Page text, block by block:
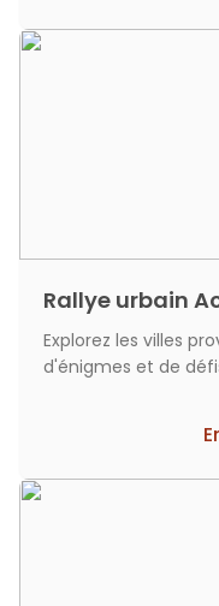
Rallye urbain
Explorez les villes
d'énigmes et de